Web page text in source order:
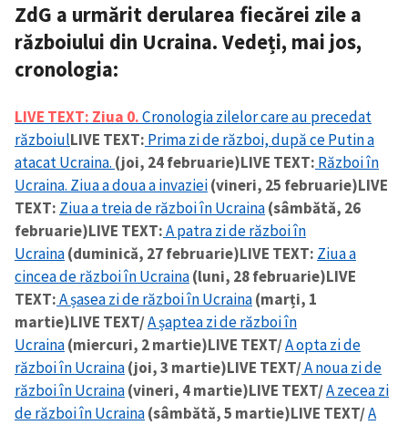
ZdG a urmărit derularea fiecărei zile a
războiului din Ucraina. Vedeți, mai jos,
cronologia:
LIVE TEXT: Ziua 0.Cronologia zilelor care au precedat
războiulLIVE TEXT: Prima zi de război, după ce Putin a
atacat Ucraina. (joi, 24 februarie)LIVE TEXT: Război în
Ucraina. Ziua a doua a invaziei(vineri, 25 februarie)LIVE
TEXT: Ziua a treia de război în Ucraina(sâmbătă, 26
februarie)LIVE TEXT:A patra zi de război în
Ucraina(duminică, 27 februarie)LIVE TEXT: Ziua a
cincea de război în Ucraina(luni, 28 februarie)LIVE
TEXT:A șasea zi de război în Ucraina(marți, 1
martie)LIVE TEXT/A șaptea zi de război în
Ucraina(miercuri, 2 martie)LIVE TEXT/A opta zi de
război în Ucraina(joi, 3 martie)LIVE TEXT/A noua zi de
război în Ucraina(vineri, 4 martie)LIVE TEXT/A zecea zi
de război în Ucraina(sâmbătă, 5 martie)LIVE TEXT/A